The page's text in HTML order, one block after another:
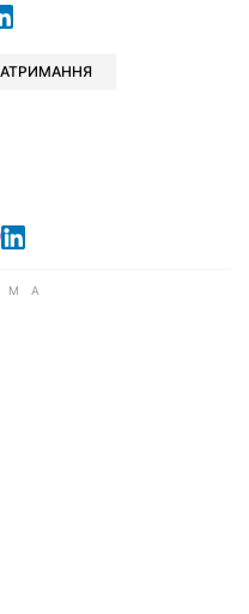
Facebook
у Xу Viber
у Whatsapp
у Messenger
відправити у LinkedIn
Facebook
у X у Google news
Читайте у Viber
Читайте у LinkedIn